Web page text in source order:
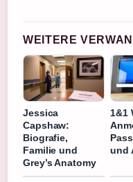
WEITERE
Jessica
Capshaw:
Biografie,
Familie und
Grey’s Anatomy
1&1
und